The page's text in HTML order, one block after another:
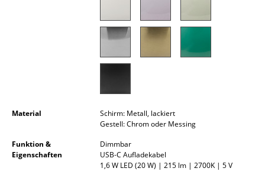
Schreibtischleuchten
Stehleuchten & Leseleuchten
Outdoor-Leuchten
Akkuleuchten
Material
Schirm: Metall, lackiert
Gestell: Chrom oder Messing
Funktion &
Eigenschaften
Dimmbar
USB-C Aufladekabel
1,6 W LED (20 W) | 215 lm | 2700K | 5 V